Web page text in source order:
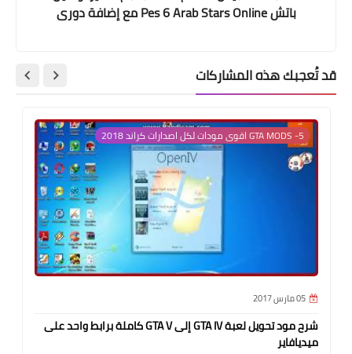
باتش Pes 6 Arab Stars Online مع إضافة دورى
قد تُعجبك هذه المشاركات
5- GTA MODS اقوى مودات لكل اصدارات كراند 2018
05 مارس 2017
شرح مود تحويل لعبة GTA IV إلى GTA V كاملة برابط واحد على
ميديافاير